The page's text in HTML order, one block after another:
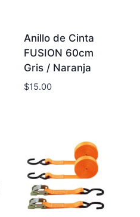
Anillo de Cinta
FUSION 60cm
Gris / Naranja
$15.00